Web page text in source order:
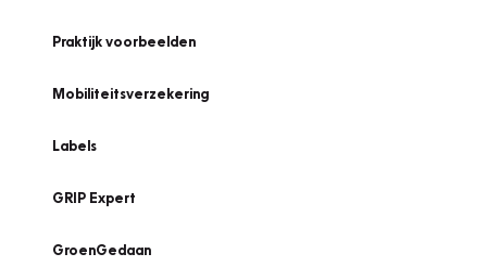
Praktijk voorbeelden
Mobiliteitsverzekering
Labels
GRIP Expert
GroenGedaan